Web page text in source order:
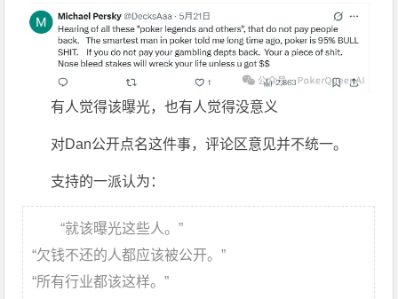
有人觉得该曝光，也有人觉得没意义
对Dan公开点名这件事，评论区意见并不统一。
支持的一派认为：
“就该曝光这些人。”
“欠钱不还的人都应该被公开。”
“所有行业都该这样。”